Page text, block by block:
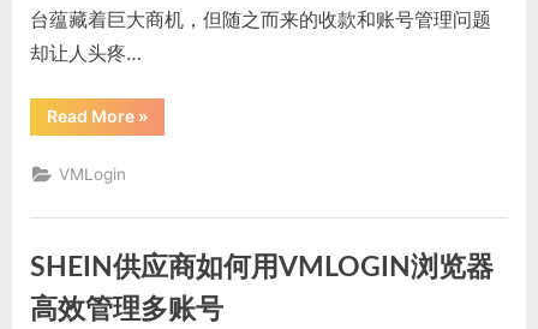
台蕴藏着巨大商机，但随之而来的收款和账号管理问题
却让人头疼…
Read More“OZON
收
解：
账
号
高
效
管
»
VMLogin
SHEIN供应商如何用VMLOGIN浏览器
高效管理多账号